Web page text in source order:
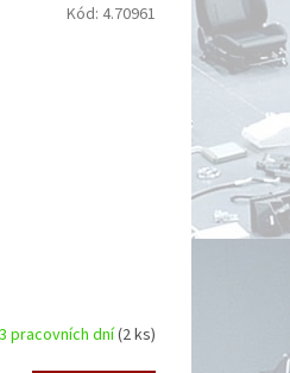
pracovních dní(2 ks)
Kód: 4.70961